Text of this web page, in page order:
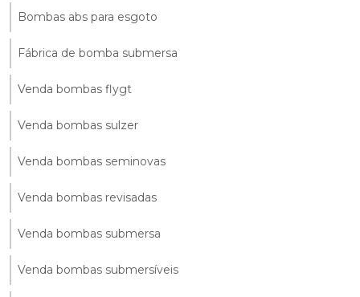
Bombas abs para esgoto
Fábrica de bomba submersa
Venda bombas flygt
Venda bombas sulzer
Venda bombas seminovas
Venda bombas revisadas
Venda bombas submersa
Venda bombas submersíveis